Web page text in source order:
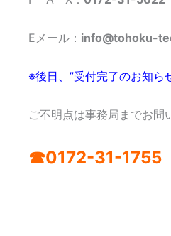
Eメール： info@tohoku-
※後日、”受付完了のお知ら
ご不明点は事務局までお問
☎0172-31-1755